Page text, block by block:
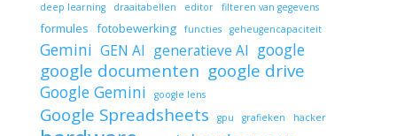
deep learning
draaitabellen editor filteren van gegevens
formules fotobewerking functies geheugencapaciteit
Gemini GEN AI generatieve AI google
google documenten google drive
Google Gemini google lens
Google Spreadsheets gpu grafieken hacker